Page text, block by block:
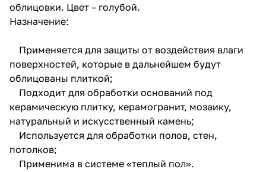
облицовки. Цвет – голубой.
Назначение:
Применяется для защиты от воздействия влаги
поверхностей, которые в дальнейшем будут
облицованы плиткой;
Подходит для обработки оснований под
керамическую плитку, керамогранит, мозаику,
натуральный и искусственный камень;
Используется для обработки полов, стен,
потолков;
Применима в системе «теплый пол».